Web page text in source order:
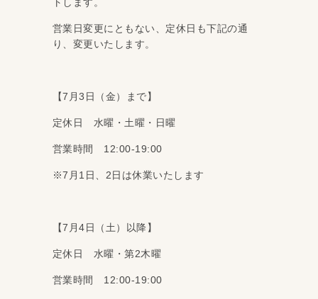
営業日変更にともない、定休日も下記の通
り、変更いたします。
【7月3日（金）まで】
定休日 水曜・土曜・日曜
営業時間 12:00-19:00
※7月1日、2日は休業いたします
【7月4日（土）以降】
定休日 水曜・第2木曜
営業時間 12:00-19:00